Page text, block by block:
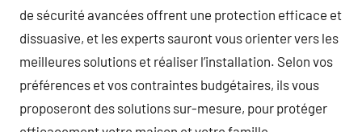
de sécurité avancées offrent une protection efficace et
dissuasive, et les experts sauront vous orienter vers les
meilleures solutions et réaliser l’installation. Selon vos
préférences et vos contraintes budgétaires, ils vous
proposeront des solutions sur-mesure, pour protéger